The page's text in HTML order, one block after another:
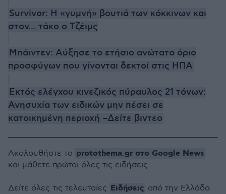
Survivor: Η «γυμνή» βουτιά των κόκκινων και
στον… τάκο ο Τζέιμς
Μπάιντεν: Αύξησε το ετήσιο ανώτατο όριο
προσφύγων που γίνονται δεκτοί στις ΗΠΑ
Εκτός ελέγχου κινεζικός πύραυλος 21 τόνων:
Ανησυχία των ειδικών μην πέσει σε
κατοικημένη περιοχή –Δείτε βιντεο
Ακολουθήστε το protothema.gr στο Google News
και μάθετε πρώτοι όλες τις ειδήσεις
Δείτε όλες τις τελευταίες Ειδήσεις από την Ελλάδα